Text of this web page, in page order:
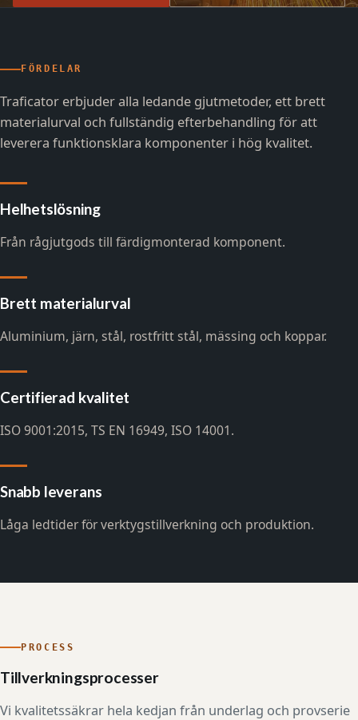
FÖRDELAR
Traficator erbjuder alla ledande gjutmetoder, ett brett
materialurval och fullständig efterbehandling för att
leverera funktionsklara komponenter i hög kvalitet.
Helhetslösning
Från rågjutgods till färdigmonterad komponent.
Brett materialurval
Aluminium, järn, stål, rostfritt stål, mässing och koppar.
Certifierad kvalitet
ISO 9001:2015, TS EN 16949, ISO 14001.
Snabb leverans
Låga ledtider för verktygstillverkning och produktion.
PROCESS
Tillverkningsprocesser
Vi kvalitetssäkrar hela kedjan från underlag och provserie